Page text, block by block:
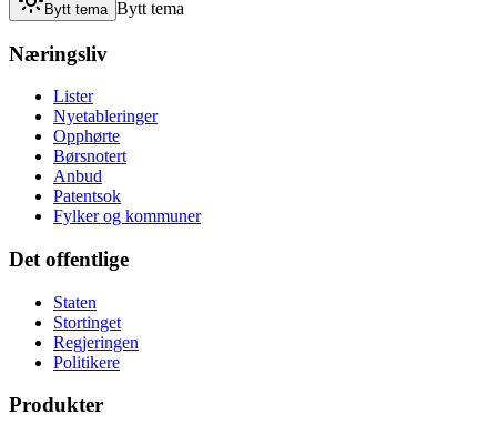
Bytt tema Bytt tema
Næringsliv
Lister
Nyetableringer
Opphørte
Børsnotert
Anbud
Patentsok
Fylker og kommuner
Det offentlige
Staten
Stortinget
Regjeringen
Politikere
Produkter